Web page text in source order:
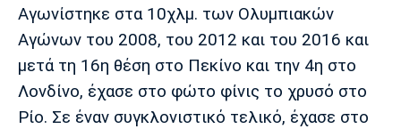
Αγωνίστηκε στα 10χλμ. των Ολυμπιακών
Αγώνων του 2008, του 2012 και του 2016 και
μετά τη 16η θέση στο Πεκίνο και την 4η στο
Λονδίνο, έχασε στο φώτο φίνις το χρυσό στο
Ρίο. Σε έναν συγκλονιστικό τελικό, έχασε στο